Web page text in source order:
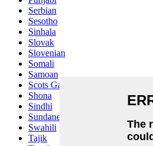
Serbian
Sesotho
Sinhala
Slovak
Slovenian
Somali
Samoan
Scots Gaelic
Shona
Sindhi
Sundanese
Swahili
Tajik